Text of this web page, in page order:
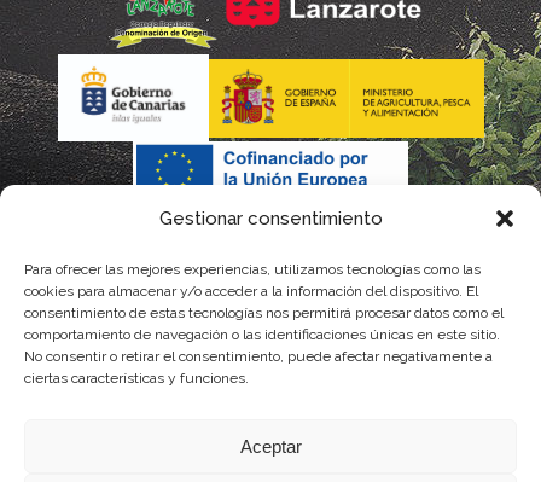
Gestionar consentimiento
Para ofrecer las mejores experiencias, utilizamos tecnologías como las
cookies para almacenar y/o acceder a la información del dispositivo. El
consentimiento de estas tecnologías nos permitirá procesar datos como el
comportamiento de navegación o las identificaciones únicas en este sitio.
No consentir o retirar el consentimiento, puede afectar negativamente a
ciertas características y funciones.
Aceptar
La gestión de la DOP Lanzarote realizada por este Consejo Regulador es financiada,
con fondos provenientes del presupuesto de gastos del Instituto Canario de